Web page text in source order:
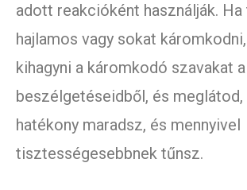
adott reakcióként használják. Ha
hajlamos vagy sokat
kihagyni a káromkodó szavakat a
beszélgetéseidből, és meglátod,
hatékony maradsz, és mennyivel
tisztességesebbnek tűnsz.